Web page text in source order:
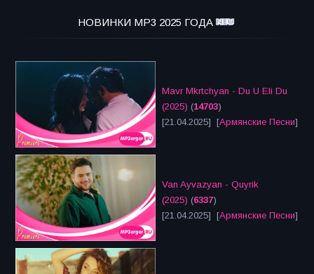
НОВИНКИ MP3 2025 ГОДА
Mavr Mkrtchyan - Du U Eli Du
(2025) (14703)
[21.04.2025] [Армянские Песни]
Van Ayvazyan - Quyrik
(2025) (6337)
[21.04.2025] [Армянские Песни]